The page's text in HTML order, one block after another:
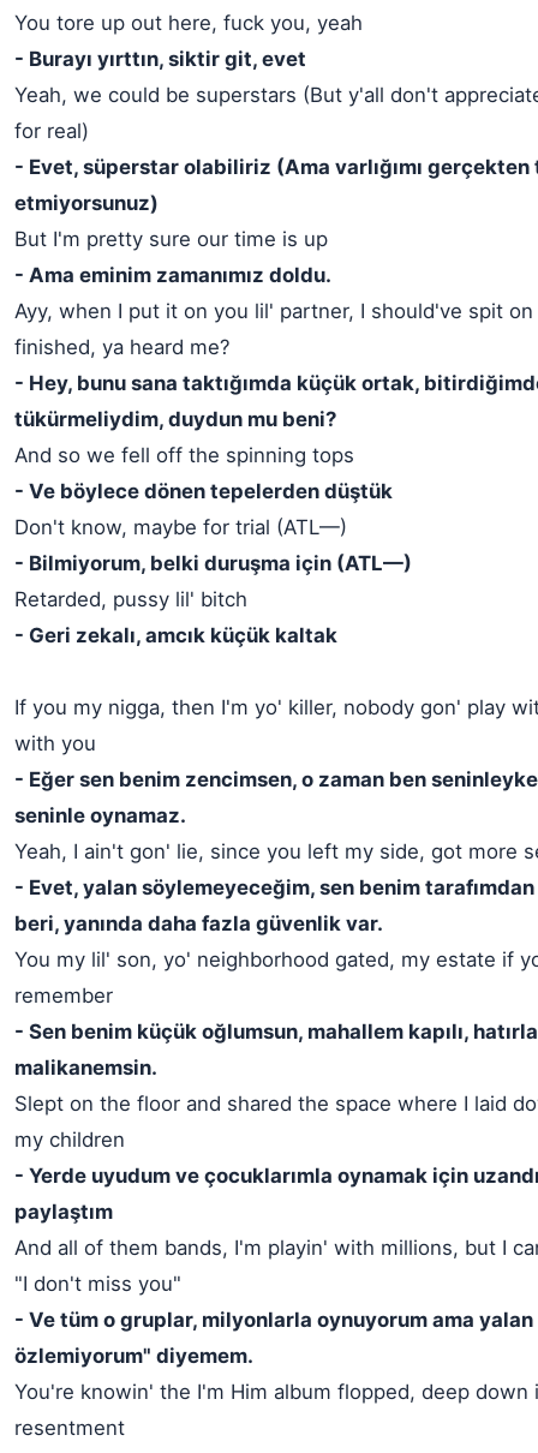
You tore up out here, fuck you, yeah
- Burayı yırttın, siktir git, evet
Yeah, we could be superstars (But y'all don't
for real)
- Evet, süperstar olabiliriz (Ama varlığımı
etmiyorsunuz)
But I'm pretty sure our time is up
- Ama eminim zamanımız doldu.
Ayy, when I put it on you lil' partner, I should've spit
finished, ya heard me?
- Hey, bunu sana taktığımda küçük ortak,
tükürmeliydim, duydun mu beni?
And so we fell off the spinning tops
- Ve böylece dönen tepelerden düştük
Don't know, maybe for trial (ATL—)
- Bilmiyorum, belki duruşma için (ATL—)
Retarded, pussy lil' bitch
- Geri zekalı, amcık küçük kaltak
If you my nigga, then I'm yo' killer, nobody gon' play
with you
- Eğer sen benim zencimsen, o zaman ben
seninle oynamaz.
Yeah, I ain't gon' lie, since you left my side, got more
- Evet, yalan söylemeyeceğim, sen benim tarafımdan
beri, yanında daha fazla güvenlik var.
You my lil' son, yo' neighborhood gated, my estate if
remember
- Sen benim küçük oğlumsun, mahallem kapılı,
malikanemsin.
Slept on the floor and shared the space where I laid
my children
- Yerde uyudum ve çocuklarımla oynamak için
paylaştım
And all of them bands, I'm playin' with millions, but I
"I don't miss you"
- Ve tüm o gruplar, milyonlarla oynuyorum ama
özlemiyorum" diyemem.
You're knowin' the I'm Him album flopped, deep down
resentment